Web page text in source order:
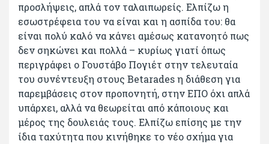
προσλήψεις, απλά τον ταλαιπωρείς. Ελπίζω η
εσωστρέφεια του να είναι και η ασπίδα του: θα
είναι πολύ καλό να κάνει αμέσως κατανοητό πως
δεν σηκώνει και πολλά – κυρίως γιατί όπως
περιγράφει ο Γουστάβο Πογιέτ στην τελευταία
του συνέντευξη στους Betarades η διάθεση για
παρεμβάσεις στον προπονητή, στην ΕΠΟ όχι απλά
υπάρχει, αλλά να θεωρείται από κάποιους και
μέρος της δουλειάς τους. Ελπίζω επίσης με την
ίδια ταχύτητα που κινήθηκε το νέο σχήμα για